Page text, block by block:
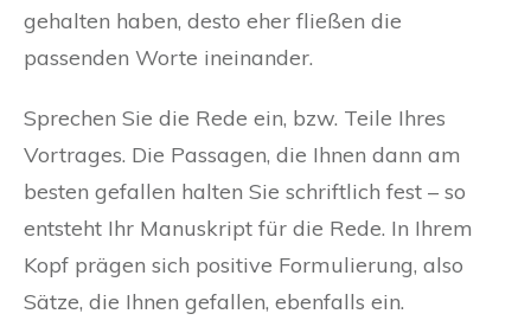
gehalten haben, desto eher fließen die
passenden Worte ineinander.
Sprechen Sie die Rede ein, bzw. Teile Ihres
Vortrages. Die Passagen, die Ihnen dann am
besten gefallen halten Sie schriftlich fest – so
entsteht Ihr Manuskript für die Rede. In Ihrem
Kopf prägen sich positive Formulierung, also
Sätze, die Ihnen gefallen, ebenfalls ein.